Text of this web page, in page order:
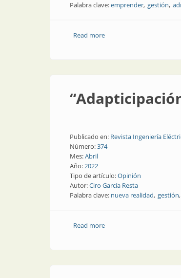
Palabra clave:emprender gestión
Read moreabout 14 diferenciales del
Publicado en: Revista Ingeniería
Número:374
Mes:Abril
Año:2022
Tipo de artículo:Opinión
Autor:Ciro García Resta
Palabra clave: nueva realidad gestión
Read moreabout “Adapticipación”: la